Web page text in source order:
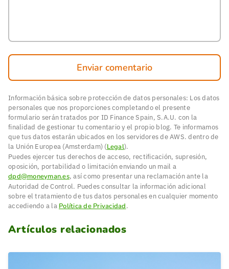
Enviar comentario
Información básica sobre protección de datos personales: Los datos
personales que nos proporciones completando el presente
formulario serán tratados por ID Finance Spain, S.A.U. con la
finalidad de gestionar tu comentario y el propio blog. Te informamos
que tus datos estarán ubicados en los servidores de AWS. dentro de
la Unión Europea (Amsterdam) (Legal).
Puedes ejercer tus derechos de acceso, rectificación, supresión,
oposición, portabilidad o limitación enviando un mail a
dpd@moneyman.es, así como presentar una reclamación ante la
Autoridad de Control. Puedes consultar la información adicional
sobre el tratamiento de tus datos personales en cualquier momento
accediendo a la Política de Privacidad.
Artículos relacionados